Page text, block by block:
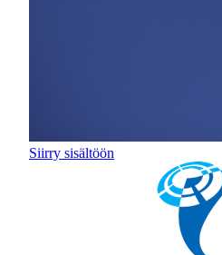
Siirry sisältöön